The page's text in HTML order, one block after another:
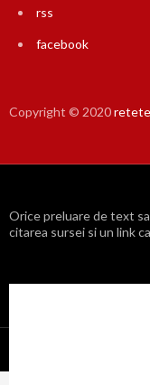
rss
facebook
Copyright © 2020
Orice preluare de text
citarea sursei si un link